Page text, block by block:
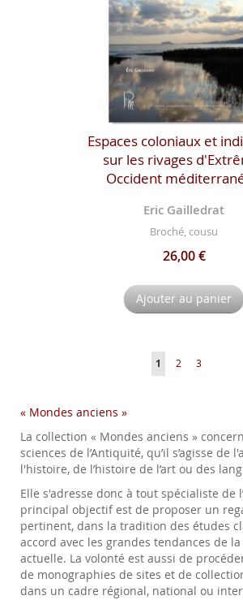
Espaces coloniaux et
sur les rivages
Occident
Eric Gailledrat
Broché, cousu
26,00 €
Ajouter au panier
Page
Vous
la
page
1 Page
2 Page
3
« Mondes anciens »
La collection « Mondes anciens »
sciences de l’Antiquité, qu’il s’agisse de
l'histoire, de l’histoire de l’art ou des
Elle s'adresse donc à tout spécialiste de
principal objectif est de proposer un
pertinent, dans la tradition des études
accord avec les grandes tendances de
actuelle. La volonté est aussi de
de monographies de sites et de
dans un cadre régional, national ou